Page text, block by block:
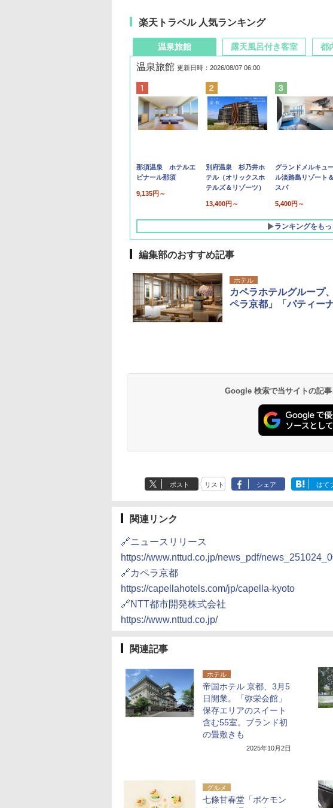
楽天トラベル 人気ランキング
温泉旅館
温泉旅館 更新日時：2026/08/07 06:00
那須温泉 ホテルエ
ピナール那須
9,135円～
別府温泉 杉乃井ホ
テル（オリックスホ
テルズ＆リゾーツ）
13,400円～
グランドメルキュ
ル淡路島リゾート＆
スパ
5,400円～
ランキングをも
露天風呂付き客室
10,450円～
19,541円～
都
7,950円～
5,758円～
編集部のおすすめ記事
ホテル
カペラホテルグループ
ペラ京都」「パティー
Google 検索で当サイトの記
ポスト リスト シェア はて
関連リンク
🔗ニュースリリース
https://www.nttud.co.jp/news_pdf/
🔗カペラ京都
https://capellahotels.com/jp/capella-kyoto
🔗NTT都市開発株式会社
https://www.nttud.co.jp/
関連記事
ホテル
帝国ホテル 京都、3月5
日開業。「弥栄会館」
保存エリアのスイート
含む55室。ブランド初
の畳敷きも
2025年10月2日
グルメ
七條甘春堂「ポケモン